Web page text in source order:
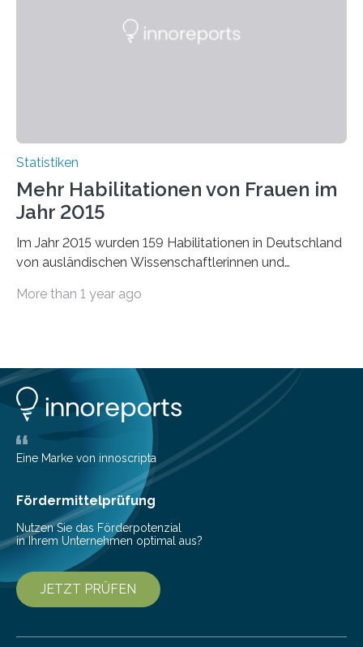
Statistiken
Mehr Habilitationen von Frauen im
Jahr 2015
Im Jahr 2015 wurden 159 Habilitationen in Deutschland
von ausländischen Wissenschaftlerinnen und
More than 1 year ago
Eine Marke von innoscripta
Fördermittelprüfung
Nutzen Sie das Förderpotenzial
in Ihrem Unternehmen optimal aus?
JETZT PRÜFEN